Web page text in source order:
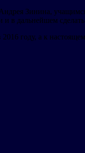
Зинина,
и в дальнейшем
году, а к